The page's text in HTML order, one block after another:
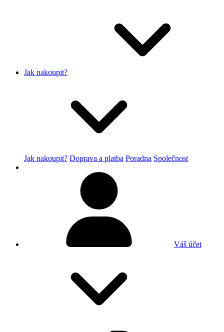
Jak nakoupit?
Jak nakoupit? Doprava a platba Poradna Společnost
Váš účet